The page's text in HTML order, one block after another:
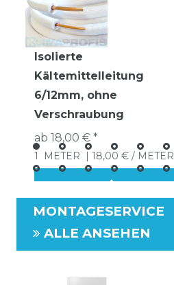
Isolierte
Kältemittelleitung
6/12mm, ohne
Verschraubung
ab 18,00 € *
1 METER | 18,00 € / METER
MONTAGESERVICE
ALLE ANSEHEN